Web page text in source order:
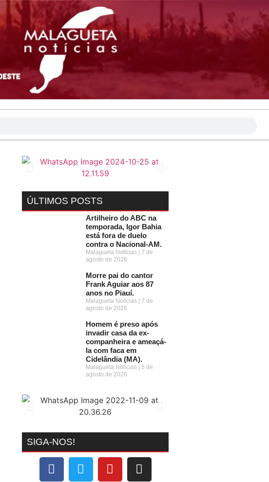
ÚLTIMOS POSTS
Artilheiro do ABC na
temporada, Igor Bahia
está fora de duelo
contra o Nacional-AM.
Malagueta Notícias
7 de
agosto de 2026
Morre pai do cantor
Frank Aguiar aos 87
anos no Piauí.
Malagueta Notícias
7 de
agosto de 2026
Homem é preso após
invadir casa da ex-
companheira e ameaçá-
la com faca em
Cidelândia (MA).
Malagueta Notícias
5 de
agosto de 2026
SIGA-NOS!